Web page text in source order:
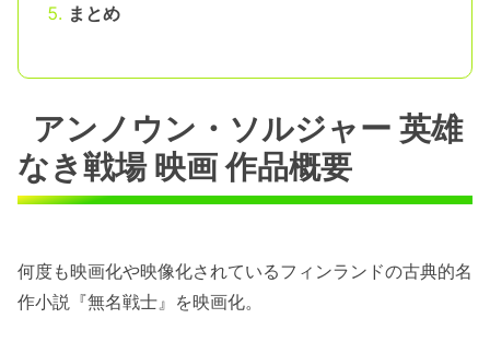
まとめ
アンノウン・ソルジャー 英雄
なき戦場 映画 作品概要
何度も映画化や映像化されているフィンランドの古典的名
作小説『無名戦士』を映画化。